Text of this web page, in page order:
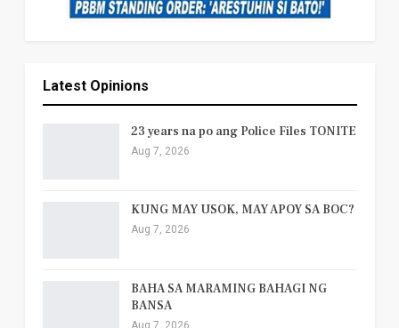
Latest Opinions
23 years na po ang Police Files TONITE
Aug 7, 2026
KUNG MAY USOK, MAY APOY SA BOC?
Aug 7, 2026
BAHA SA MARAMING BAHAGI NG
BANSA
Aug 7, 2026